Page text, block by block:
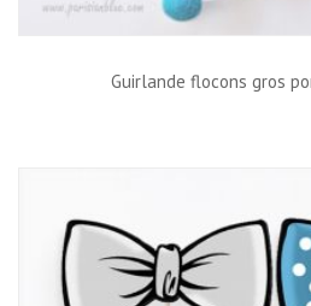
Guirlande flocons gros